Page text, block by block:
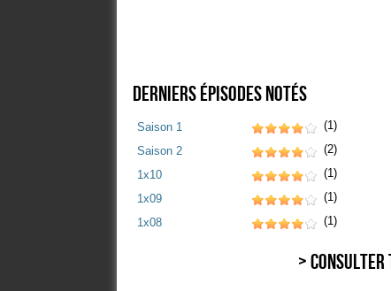
Derniers épisodes notés
Saison 1
(1)
Saison 2
(2)
1x10
(1)
1x09
(1)
1x08
(1)
>